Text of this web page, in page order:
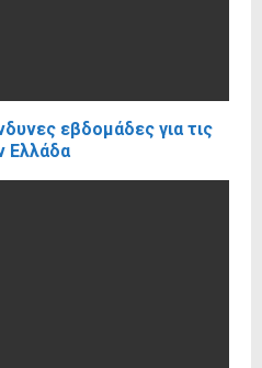
εβδομάδες για τις
Ελλάδα